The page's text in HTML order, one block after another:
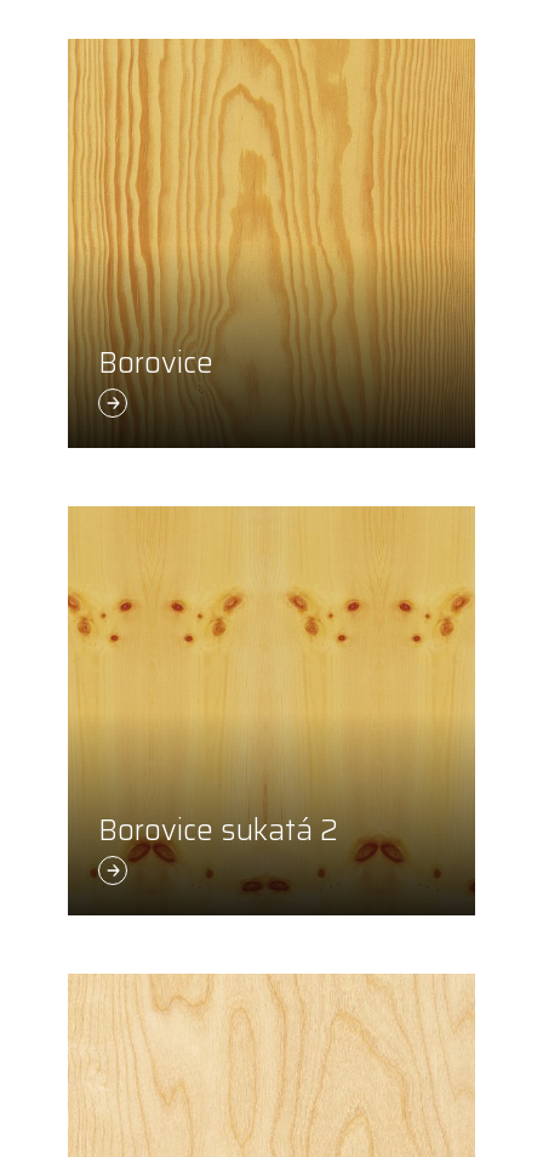
Borovice
Borovice sukatá 2